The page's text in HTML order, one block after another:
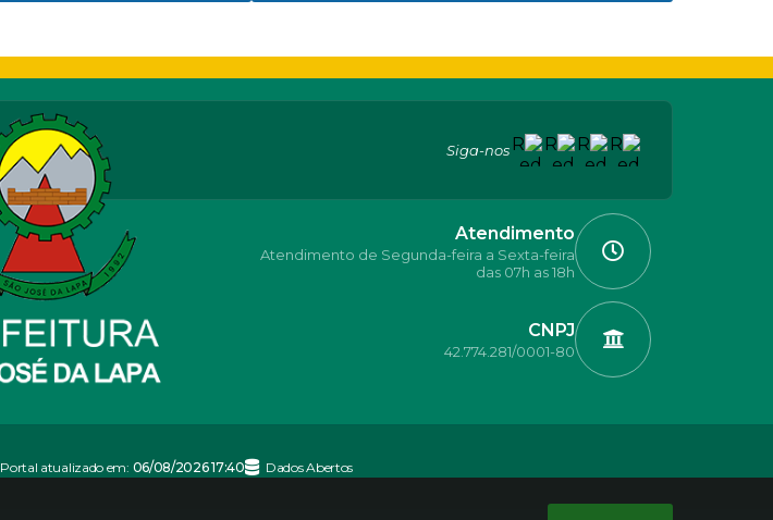
Siga-nos
Atendimento
Atendimento de Segunda-feira a Sexta-feira
das 07h as 18h
CNPJ
42.774.281/0001-80
Portal atualizado em: 06/08/2026 17:40 Dados Abertos